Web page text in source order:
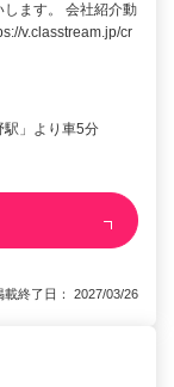
ます。 会社紹介動
v.classtream.jp/cr
駅」より車5分
終了日： 2027/03/26